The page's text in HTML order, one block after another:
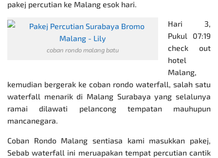
pakej percutian ke Malang esok hari.
coban rondo malang batu
Hari 3,
Pukul 07:19
check out
hotel
Malang,
kemudian bergerak ke coban rondo waterfall, salah satu
waterfall menarik di Malang Surabaya yang selalunya
ramai dilawati pelancong tempatan mauhupun
mancanegara.
Coban Rondo Malang sentiasa kami masukkan pakej,
Sebab waterfall ini meruapakan tempat percutian cantik